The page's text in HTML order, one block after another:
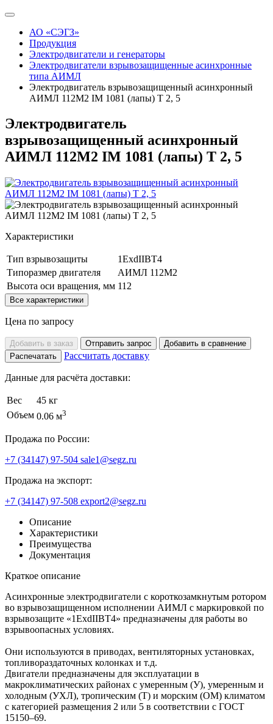
АО «СЭГЗ»
Продукция
Электродвигатели и генераторы
Электродвигатели взрывозащищенные асинхронные
типа АИМЛ
Электродвигатель взрывозащищенный асинхронный
АИМЛ 112М2 IM 1081 (лапы) Т 2, 5
Электродвигатель
взрывозащищенный асинхронный
АИМЛ 112М2 IM 1081 (лапы) Т 2, 5
Характеристики
Тип взрывозащиты
1ExdIIBT4
Типоразмер двигателя
АИМЛ 112М2
Высота оси вращения, мм 112
Все характеристики
Цена по запросу
Добавить в заказ Отправить запрос
Добавить в сравнение
Распечатать
Рассчитать доставку
Данные для расчёта доставки:
Вес
45 кг
Объем 0.06 м3
Продажа по России:
+7 (34147) 97-504 sale1@segz.ru
Продажа на экспорт:
+7 (34147) 97-508 export2@segz.ru
Описание
Характеристики
Преимущества
Документация
Краткое описание
Асинхронные электродвигатели с короткозамкнутым ротором
во взрывозащищенном исполнении АИМЛ с маркировкой по
взрывозащите «1ExdIIBT4» предназначены для работы во
взрывоопасных условиях.
Они используются в приводах, вентиляторных установках,
топливораздаточных колонках и т.д.
Двигатели предназначены для эксплуатации в
макроклиматических районах с умеренным (У), умеренным и
холодным (УХЛ), тропическим (Т) и морским (ОМ) климатом
с категорией размещения 2 или 5 в соответствии с ГОСТ
15150–69.